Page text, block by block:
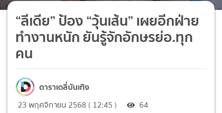
“ลีเดีย” ป้อง “วุ้นเส้น” เผยอีกฝ่าย
ทำงานหนัก ยันรู้จักอักษรย่อ.ทุก
คน
ดาราเดลี่บันเทิง
23 พฤศจิกายน 2568 ( 12:45 ) 64